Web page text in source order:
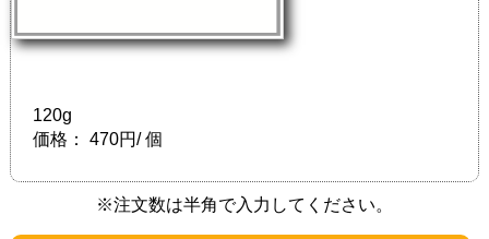
120g
価格： 470円/ 個
※注文数は半角で入力してください。